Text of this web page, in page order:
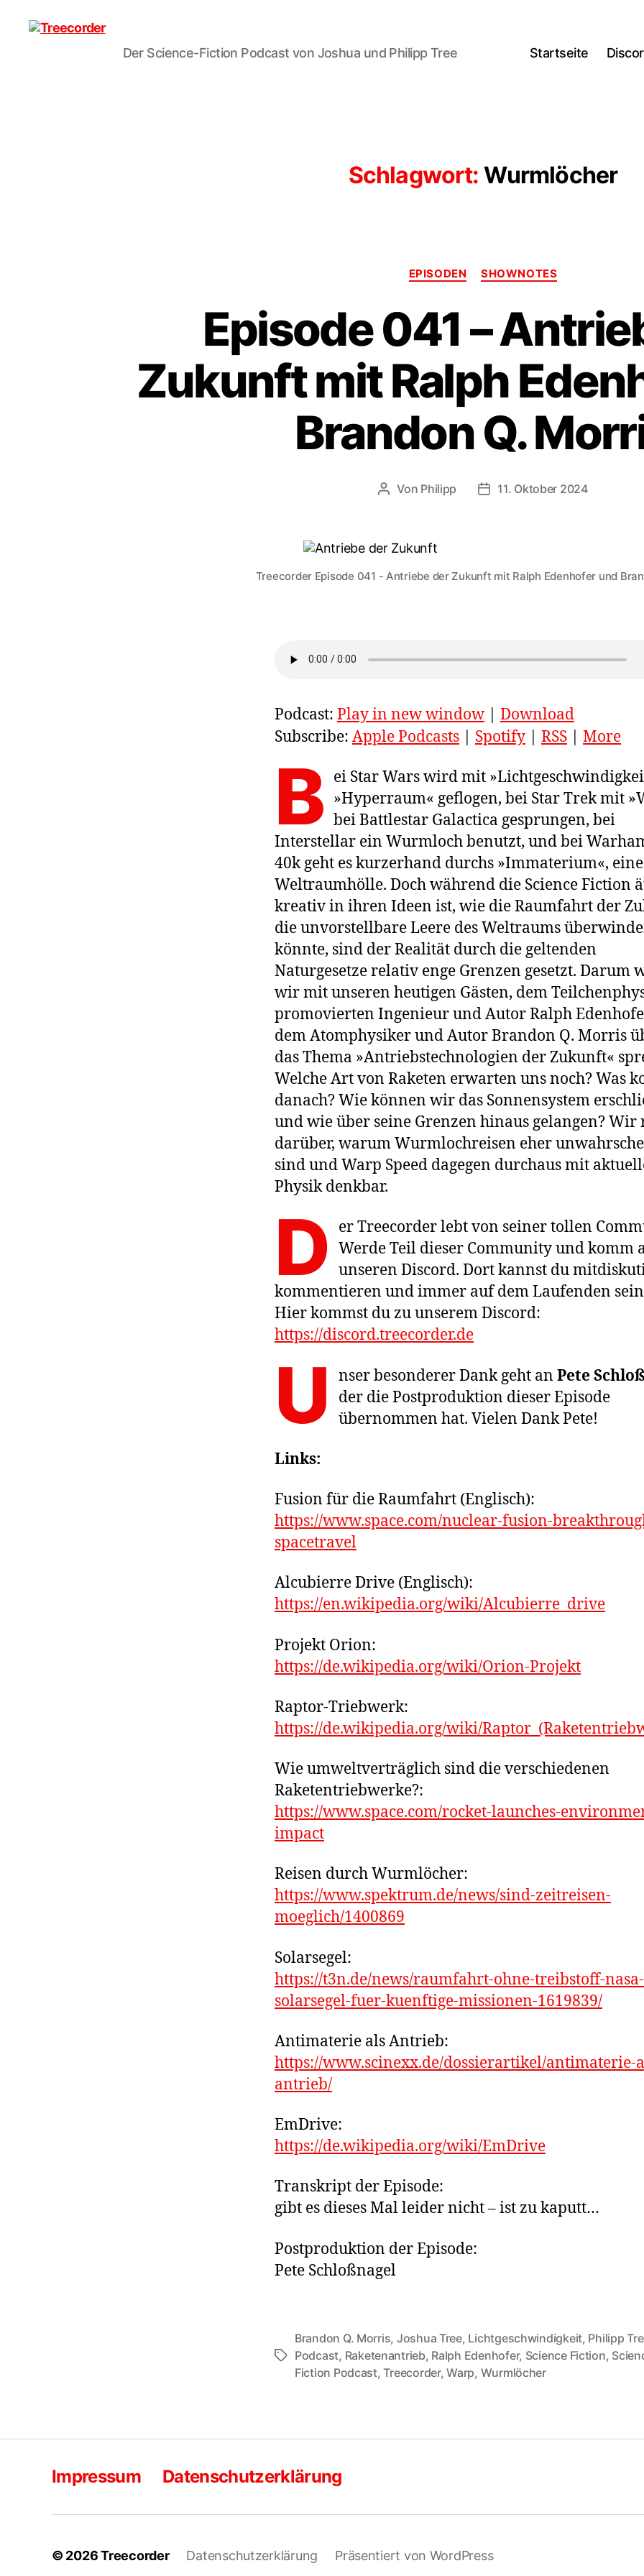
Der Science-Fiction Podcast von Joshua und Philipp Tree Startseite
Schlagwort: Wurmlöcher
Kategorien
EPISODEN SHOWNOTES
Episode 041 –
Zukunft mit Ralph
Brandon Q.
Beitragsautor
Von Philipp Veröffentlichungsdatum
11. Oktober 2024
Treecorder Episode 041 - Antriebe der Zukunft mit Ralph Edenhofer und
Podcast: Play in new window
Download
Subscribe: Apple Podcasts Spotify RSS More
B ei Star Wars wird mit
»Hyperraum« geflogen, bei Star Trek mit
bei Battlestar Galactica gesprungen, bei
Interstellar ein Wurmloch benutzt, und bei
40k geht es kurzerhand durchs »Immaterium«,
Weltraumhölle. Doch während die Science Fiction
kreativ in ihren Ideen ist, wie die Raumfahrt der
die unvorstellbare Leere des Weltraums
könnte, sind der Realität durch die geltenden
Naturgesetze relativ enge Grenzen gesetzt. Darum
wir mit unseren heutigen Gästen, dem
promovierten Ingenieur und Autor Ralph
dem Atomphysiker und Autor Brandon Q. Morris
das Thema »Antriebstechnologien der Zukunft«
Welche Art von Raketen erwarten uns noch? Was
danach? Wie können wir das Sonnensystem
und wie über seine Grenzen hinaus gelangen? Wir
darüber, warum Wurmlochreisen eher
sind und Warp Speed dagegen durchaus mit
Physik denkbar.
D
er Treecorder lebt von seiner tollen
Werde Teil dieser Community und komm
unseren Discord. Dort kannst du
kommentieren und immer auf dem Laufenden
Hier kommst du zu unserem Discord:
https://discord.treecorder.de
U nser besonderer Dank geht an Pete
der die Postproduktion dieser Episode
übernommen hat. Vielen Dank Pete!
Links:
Fusion für die Raumfahrt (Englisch):
https://www.space.com/nuclear-fusion-
spacetravel
Alcubierre Drive (Englisch):
https://en.wikipedia.org/wiki/Alcubierre_drive
Projekt Orion:
https://de.wikipedia.org/wiki/Orion-Projekt
Raptor-Triebwerk:
https://de.wikipedia.org/wiki/
Wie umweltverträglich sind die verschiedenen
Raketentriebwerke?:
https://www.space.com/rocket-launches-
impact
Reisen durch Wurmlöcher:
https://www.spektrum.de/news/sind-zeitreisen-
moeglich/1400869
Solarsegel:
https://t3n.de/news/raumfahrt-ohne-treibstoff-
solarsegel-fuer-kuenftige-missionen-1619839/
Antimaterie als Antrieb:
https://www.scinexx.de/dossierartikel/antimaterie-
antrieb/
EmDrive:
https://de.wikipedia.org/wiki/EmDrive
Transkript der Episode:
gibt es dieses Mal leider nicht – ist zu kaputt…
Postproduktion der Episode:
Pete Schloßnagel
Schlagwörter
Brandon Q. Morris, Joshua Tree, Lichtgeschwindigkeit, Philipp
Podcast, Raketenantrieb, Ralph Edenhofer, Science Fiction,
Fiction Podcast,Treecorder,Warp, Wurmlöcher
Impressum Datenschutzerklärung
© 2026Treecorder Datenschutzerklärung Präsentiert von WordPress